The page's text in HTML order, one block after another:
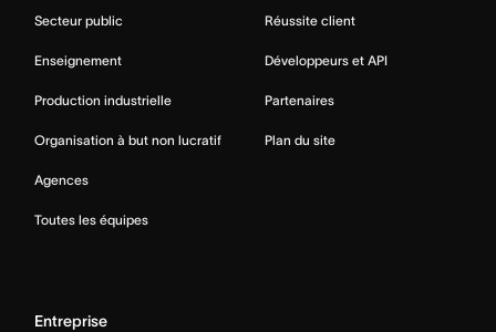
Secteur public
Enseignement
Production industrielle
Organisation à but non lucratif
Agences
Toutes les équipes
Réussite client
Développeurs et API
Partenaires
Plan du site
Entreprise